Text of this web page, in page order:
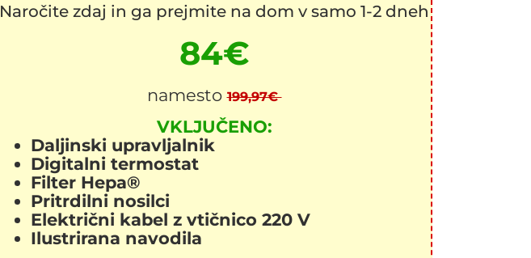
Naročite zdaj in ga prejmite na dom v samo 1-2 dneh
84€
namesto199,97€
VKLJUČENO:
Daljinski upravljalnik
Digitalni termostat
Filter Hepa®
Pritrdilni nosilci
Električni kabel z vtičnico 220 V
Ilustrirana navodila